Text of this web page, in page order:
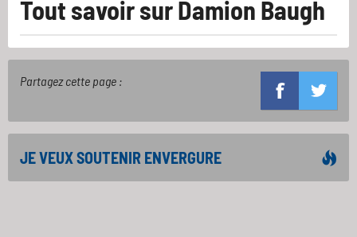
Tout savoir surDamion Baugh
Partagez cette page :
JE VEUX SOUTENIR ENVERGURE